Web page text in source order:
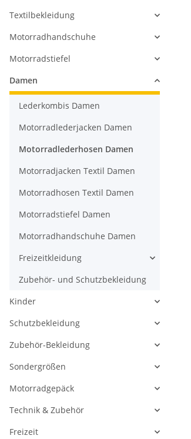
Textilbekleidung
Motorradhandschuhe
Motorradstiefel
Damen
Lederkombis Damen
Motorradlederjacken Damen
Motorradlederhosen Damen
Motorradjacken Textil Damen
Motorradhosen Textil Damen
Motorradstiefel Damen
Motorradhandschuhe Damen
Freizeitkleidung
Zubehör- und Schutzbekleidung
Kinder
Schutzbekleidung
Zubehör-Bekleidung
Sondergrößen
Motorradgepäck
Technik & Zubehör
Freizeit